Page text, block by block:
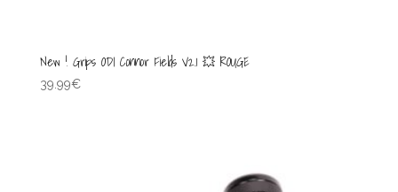
New ! Grips ODI Connor Fields V2.1 💥 ROUGE
39.99€